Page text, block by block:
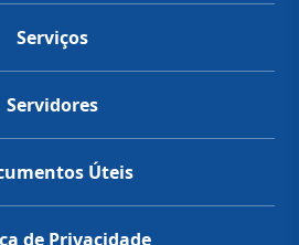
Serviços
Servidores
Úteis
de Privacidade